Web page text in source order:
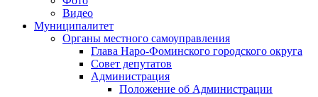
Видео
Муниципалитет
Органы местного самоуправления
Глава Наро-Фоминского городского округа
Совет депутатов
Администрация
Положение об Администрации